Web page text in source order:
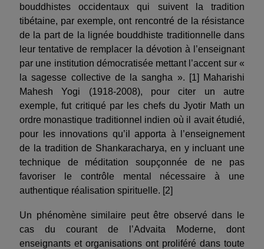
bouddhistes occidentaux qui suivent la tradition
tibétaine, par exemple, ont rencontré de la résistance
de la part de la lignée bouddhiste traditionnelle dans
leur tentative de remplacer la dévotion à l’enseignant
par une institution démocratisée mettant l’accent sur «
la sagesse collective de la sangha ». [1] Maharishi
Mahesh Yogi (1918-2008), pour citer un autre
exemple, fut critiqué par les chefs du Jyotir Math un
ordre monastique traditionnel indien où il avait étudié,
pour les innovations qu’il apporta à l’enseignement
de la tradition de Shankaracharya, en y incluant une
technique de méditation soupçonnée de ne pas
favoriser le contrôle mental nécessaire à une
authentique réalisation spirituelle. [2]
Un phénomène similaire peut être observé dans le
cas du courant de l’Advaita Moderne, dont
enseignants et organisations ont proliféré dans toute